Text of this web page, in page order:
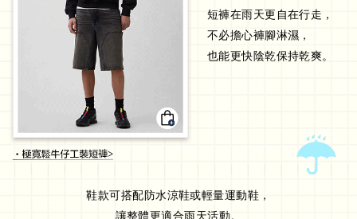
短褲在雨天更自在行走，
不必擔心褲腳淋濕，
也能更快陰乾保持乾爽。
鞋款可搭配防水涼鞋或輕量運動鞋，
讓整體更適合雨天活動。